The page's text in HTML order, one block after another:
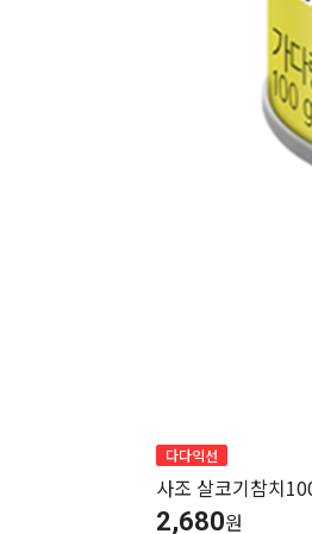
다다익선
사조 살코기참치
2,680원